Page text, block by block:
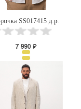
SS017415 д.р.
7 990 ₽